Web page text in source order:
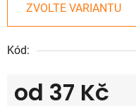
ZVOLTE VARIANTU
Kód:
od 37 Kč